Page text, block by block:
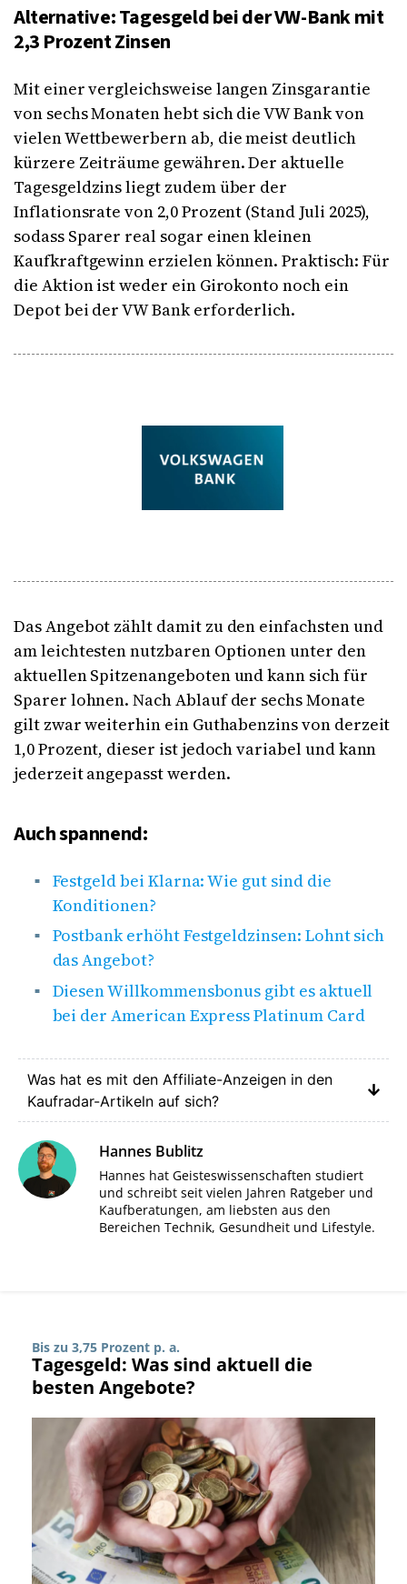
Alternative: Tagesgeld bei der VW-Bank mit
2,3 Prozent Zinsen
Mit einer vergleichsweise langen Zinsgarantie
von sechs Monaten hebt sich die VW Bank von
vielen Wettbewerbern ab, die meist deutlich
kürzere Zeiträume gewähren. Der aktuelle
Tagesgeldzins liegt zudem über der
Inflationsrate von 2,0 Prozent (Stand Juli 2025),
sodass Sparer real sogar einen kleinen
Kaufkraftgewinn erzielen können. Praktisch: Für
die Aktion ist weder ein Girokonto noch ein
Depot bei der VW Bank erforderlich.
Das Angebot zählt damit zu den einfachsten und
am leichtesten nutzbaren Optionen unter den
aktuellen Spitzenangeboten und kann sich für
Sparer lohnen. Nach Ablauf der sechs Monate
gilt zwar weiterhin ein Guthabenzins von derzeit
1,0 Prozent, dieser ist jedoch variabel und kann
jederzeit angepasst werden.
Auch spannend:
Festgeld bei Klarna: Wie gut sind die
Konditionen?
Postbank erhöht Festgeldzinsen: Lohnt sich
das Angebot?
Diesen Willkommensbonus gibt es aktuell
bei der American Express Platinum Card
Was hat es mit den Affiliate-Anzeigen in den
Kaufradar-Artikeln auf sich?
Hannes Bublitz
Hannes hat Geisteswissenschaften studiert
und schreibt seit vielen Jahren Ratgeber und
Kaufberatungen, am liebsten aus den
Bereichen Technik, Gesundheit und Lifestyle.
Bis zu 3,75 Prozent p. a.
Tagesgeld: Was sind aktuell die
besten Angebote?